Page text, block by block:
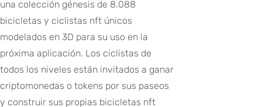
una colección génesis de 8.088
bicicletas y ciclistas nft únicos
modelados en 3D para su uso en la
próxima aplicación. Los ciclistas de
todos los niveles están invitados a ganar
criptomonedas o tokens por sus paseos
y construir sus propias bicicletas nft